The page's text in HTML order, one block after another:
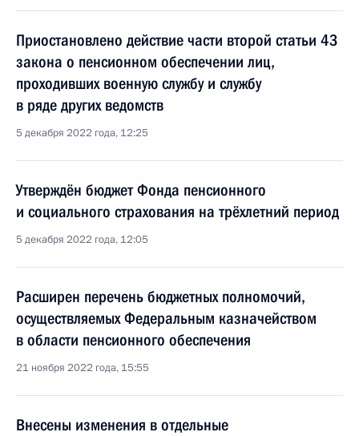
Приостановлено действие части второй статьи 43
закона о пенсионном обеспечении лиц,
проходивших военную службу и службу
в ряде других ведомств
5 декабря 2022 года, 12:25
Утверждён бюджет Фонда пенсионного
и социального страхования на трёхлетний период
5 декабря 2022 года, 12:05
Расширен перечень бюджетных полномочий,
осуществляемых Федеральным казначейством
в области пенсионного обеспечения
21 ноября 2022 года, 15:55
Внесены изменения в отдельные